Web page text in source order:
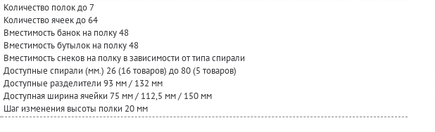
Количество полок до 7
Количество ячеек до 64
Вместимость банок на полку 48
Вместимость бутылок на полку 48
Вместимость снеков на полку в зависимости от типа спирали
Доступные спирали (мм.) 26 (16 товаров) до 80 (5 товаров)
Доступные разделители 93 мм / 132 мм
Доступная ширина ячейки 75 мм / 112,5 мм / 150 мм
Шаг изменения высоты полки 20 мм